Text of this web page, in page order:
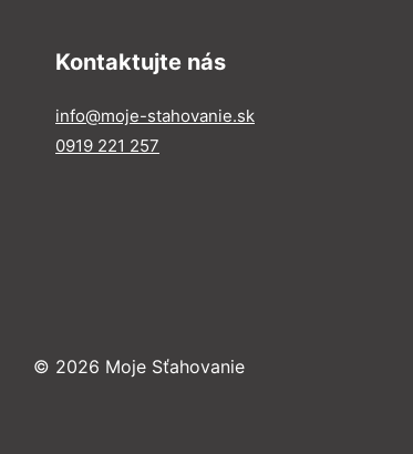
Kontaktujte nás
info@moje-stahovanie.sk
0919 221 257
© 2026 Moje Sťahovanie